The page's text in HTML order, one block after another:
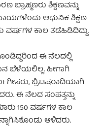
ಬ್ರಾಹ್ಮಣರು ಶಿಕ್ಷಣವನ್ನು
ಆಧುನಿಕ ಶಿಕ್ಷಣ
ವರ್ಷಗಳ ಕಾಲ ತಡೆಹಿಡಿದಿದ್ದು.
ಈ ನೆಲದಲ್ಲಿ
ಬೆಳೆಯಲಿಲ್ಲ. ಹೀಗಾಗಿ
ಬ್ರಿಟಷರಾದಿಯಾಗಿ
ಈ ನೆಲದ ಸಂಪತ್ತನ್ನು
150 ವರ್ಷಗಳ ಕಾಲ
ಆಳಿದರು.